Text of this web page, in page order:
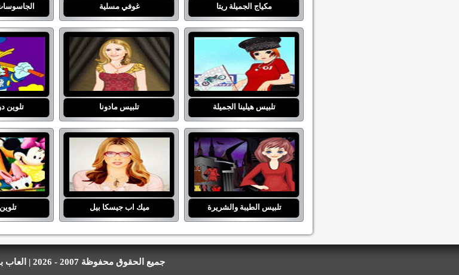
مكياج الجميلة ريتا غوفي مسلية
تلبيس هيلينا الجميلة تلبيس مادونا تلوين
تلبيس الطيبة والشريرة ميك اب جيسكا بيل
جميع الحقوق محفوظة 2007 - 2026 | العاب بنات جدة دولز